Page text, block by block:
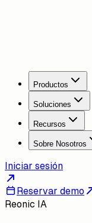
Productos
Soluciones
Recursos
Sobre Nosotros
Iniciar sesión
Reservar demo
Reonic IA